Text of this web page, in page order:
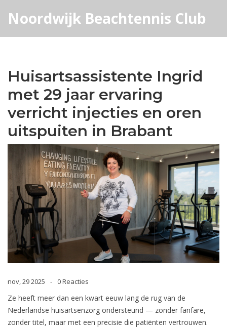
Noordwijk Beachtennis Club
Huisartsassistente Ingrid
met 29 jaar ervaring
verricht injecties en oren
uitspuiten in Brabant
nov, 29 2025 0 Reacties
Ze heeft meer dan een kwart eeuw lang de rug van de
Nederlandse huisartsenzorg ondersteund — zonder fanfare,
zonder titel, maar met een precisie die patiënten vertrouwen.